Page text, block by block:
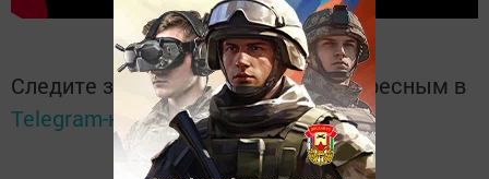
Следите за самым важным и интересным в
Telegram-каналеТатмедиа